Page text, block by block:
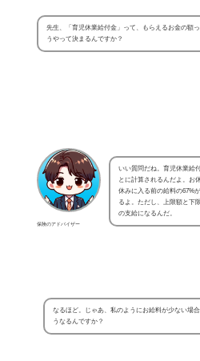
先生、「育児休業給付金」って、もらえるお金の額
うやって決まるんですか？
保険のアドバイザー
いい質問だね。育児休業給
とに計算されるんだよ。お
休みに入る前の給料の67%
るよ。ただし、上限額と下
の支給になるんだ。
なるほど。じゃあ、私のようにお給料が少ない場
うなるんですか？